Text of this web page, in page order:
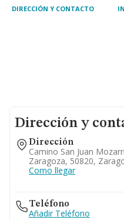
gestión
DIRECCIÓN Y CONTACTO
Dirección y
Dirección
Camino San Juan
Zaragoza, 50820,
Como llegar
Teléfono
Añadir Teléfono